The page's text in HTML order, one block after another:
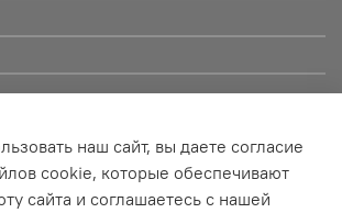
Сайт не является публичной офертой
характер. Все материалы данного
авторского права (в том числе
наш сайт, вы даете согласие
cookie, которые обеспечивают
сайта и соглашаетесь с нашей